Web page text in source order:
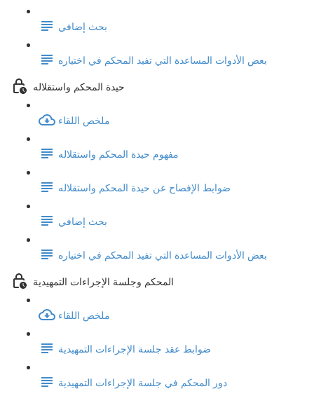
بحث إضافي
بعض الأدوات المساعدة التي تفيد المحكم في اختياره
حيدة المحكم واستقلاله
ملخص اللقاء
مفهوم حيدة المحكم واستقلاله
ضوابط الإفصاح عن حيدة المحكم واستقلاله
بحث إضافي
بعض الأدوات المساعدة التي تفيد المحكم في اختياره
المحكم وجلسة الإجراءات التمهيدية
ملخص اللقاء
ضوابط عقد جلسة الإجراءات التمهيدية
دور المحكم في جلسة الإجراءات التمهيدية